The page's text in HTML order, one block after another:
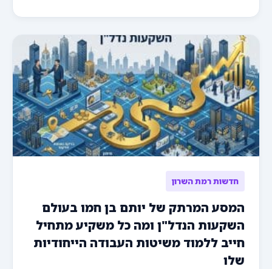
חדשות רמת השרון
המסע המרתק של יותם בן חמו בעולם
השקעות הנדל"ן ומה כל משקיע מתחיל
חייב ללמוד משיטות העבודה הייחודיות
שלו